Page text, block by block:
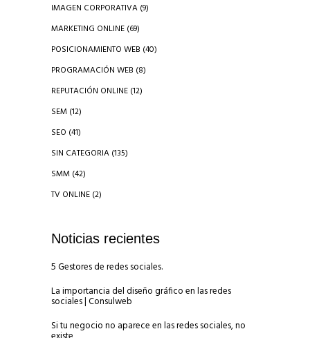
IMAGEN CORPORATIVA (9)
MARKETING ONLINE (69)
POSICIONAMIENTO WEB (40)
PROGRAMACIÓN WEB (8)
REPUTACIÓN ONLINE (12)
SEM (12)
SEO (41)
SIN CATEGORIA (135)
SMM (42)
TV ONLINE (2)
Noticias recientes
5 Gestores de redes sociales.
La importancia del diseño gráfico en las redes
sociales | Consulweb
Si tu negocio no aparece en las redes sociales, no